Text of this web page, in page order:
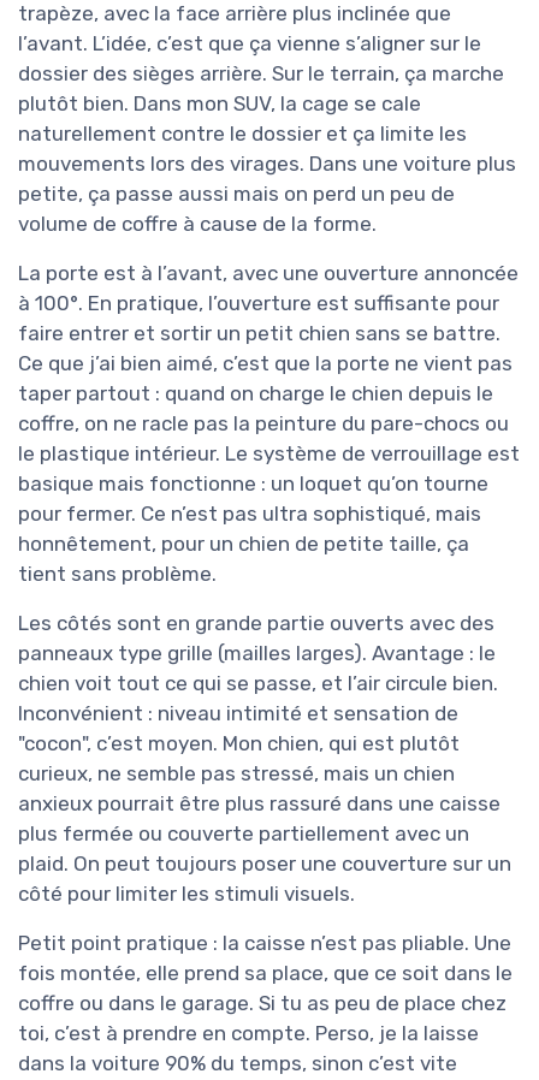
trapèze, avec la face arrière plus inclinée que
l’avant. L’idée, c’est que ça vienne s’aligner sur le
dossier des sièges arrière. Sur le terrain, ça marche
plutôt bien. Dans mon SUV, la cage se cale
naturellement contre le dossier et ça limite les
mouvements lors des virages. Dans une voiture plus
petite, ça passe aussi mais on perd un peu de
volume de coffre à cause de la forme.
La porte est à l’avant, avec une ouverture annoncée
à 100°. En pratique, l’ouverture est suffisante pour
faire entrer et sortir un petit chien sans se battre.
Ce que j’ai bien aimé, c’est que la porte ne vient pas
taper partout : quand on charge le chien depuis le
coffre, on ne racle pas la peinture du pare-chocs ou
le plastique intérieur. Le système de verrouillage est
basique mais fonctionne : un loquet qu’on tourne
pour fermer. Ce n’est pas ultra sophistiqué, mais
honnêtement, pour un chien de petite taille, ça
tient sans problème.
Les côtés sont en grande partie ouverts avec des
panneaux type grille (mailles larges). Avantage : le
chien voit tout ce qui se passe, et l’air circule bien.
Inconvénient : niveau intimité et sensation de
"cocon", c’est moyen. Mon chien, qui est plutôt
curieux, ne semble pas stressé, mais un chien
anxieux pourrait être plus rassuré dans une caisse
plus fermée ou couverte partiellement avec un
plaid. On peut toujours poser une couverture sur un
côté pour limiter les stimuli visuels.
Petit point pratique : la caisse n’est pas pliable. Une
fois montée, elle prend sa place, que ce soit dans le
coffre ou dans le garage. Si tu as peu de place chez
toi, c’est à prendre en compte. Perso, je la laisse
dans la voiture 90% du temps, sinon c’est vite